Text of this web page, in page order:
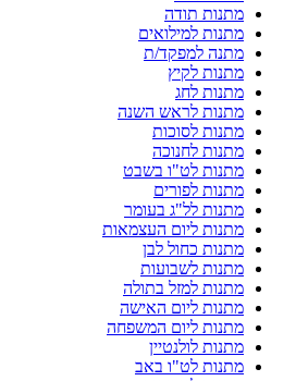
מתנות תודה
מתנות למילואים
מתנה למפקד/ת
מתנות לקיץ
מתנות לחג
מתנות לראש השנה
מתנות לסוכות
מתנות לחנוכה
מתנות לט"ו בשבט
מתנות לפורים
מתנות לל"ג בעומר
מתנות ליום העצמאות
מתנות כחול לבן
מתנות לשבועות
מתנות למזל בתולה
מתנות ליום האישה
מתנות ליום המשפחה
מתנות לולנטיין
מתנות לט"ו באב